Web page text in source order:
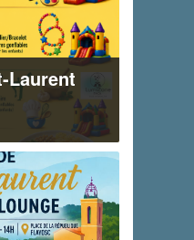
Laurent